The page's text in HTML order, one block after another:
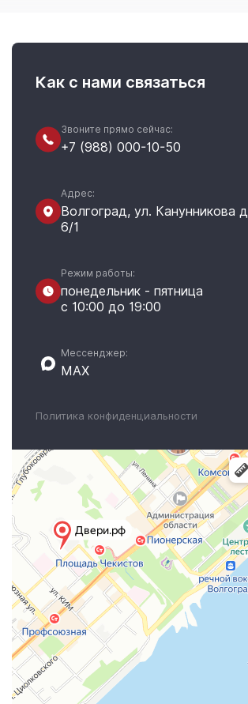
Как с нами связаться
Звоните прямо сейчас:
+7 (988) 000-10-50
Адрес:
Волгоград, ул. Канунникова д
6/1
Режим работы:
понедельник - пятница
с 10:00 до 19:00
Мессенджер:
MAX
Политика конфиденциальности